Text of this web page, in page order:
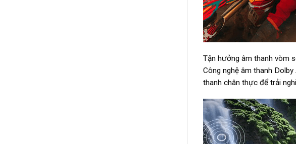
Tận hưởng âm thanh vòm
Công nghệ âm thanh
thanh chân thực để trải